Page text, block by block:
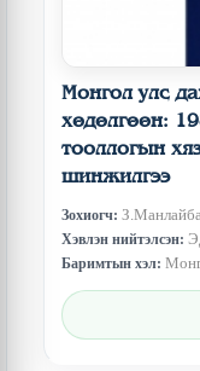
Монгол улс
хөдөлгөөн:
тооллогын
шинжилгээ
Зохиогч:
Хэвлэн нийтэлсэн:
Баримтын хэл: